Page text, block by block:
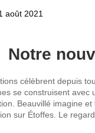
août 2021
Notre
célèbrent depuis
se construisent avec
Beauvillé imagine
sur Étoffes. Le